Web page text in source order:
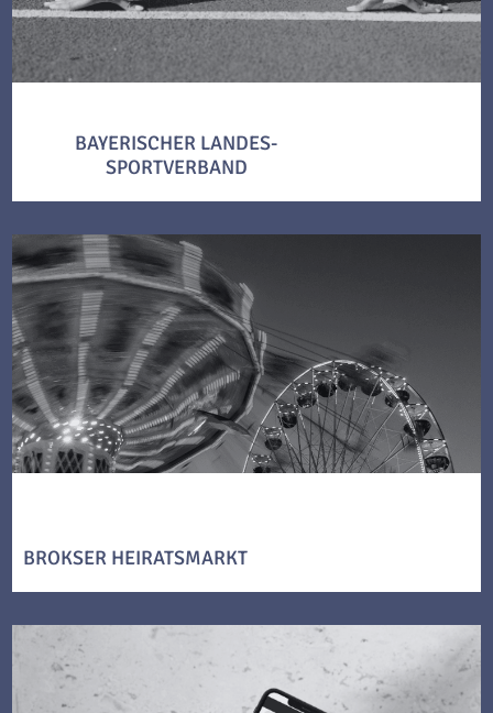
BAYERISCHER LANDES-
SPORTVERBAND
BROKSER HEIRATSMARKT